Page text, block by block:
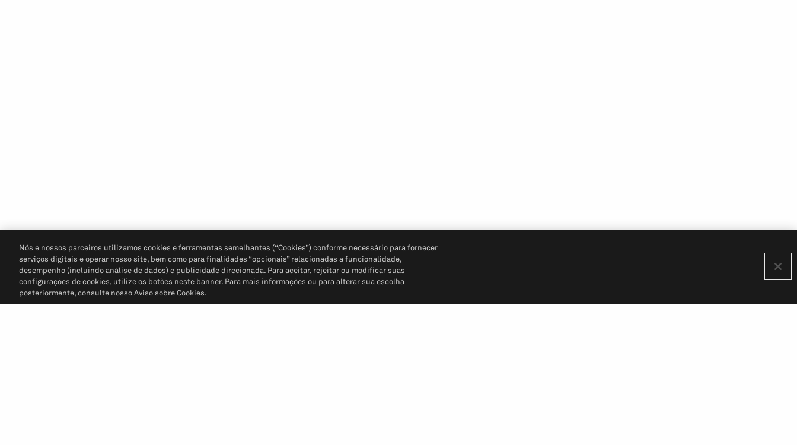
Nós e nossos parceiros utilizamos cookies e ferramentas semelhantes (“Cookies”) conforme necessário para fornecer
serviços digitais e operar nosso site, bem como para finalidades “opcionais” relacionadas a funcionalidade,
desempenho (incluindo análise de dados) e publicidade direcionada. Para aceitar, rejeitar ou modificar suas
configurações de cookies, utilize os botões neste banner. Para mais informações ou para alterar sua escolha
posteriormente, consulte nosso Aviso sobre Cookies.